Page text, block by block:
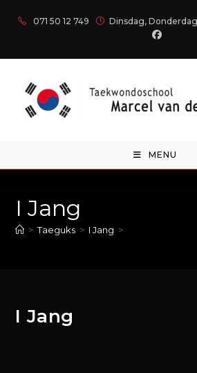
071 50 12 749 Dinsdag,
MENU
I Jang
> Taeguks > I Jang >
I Jang